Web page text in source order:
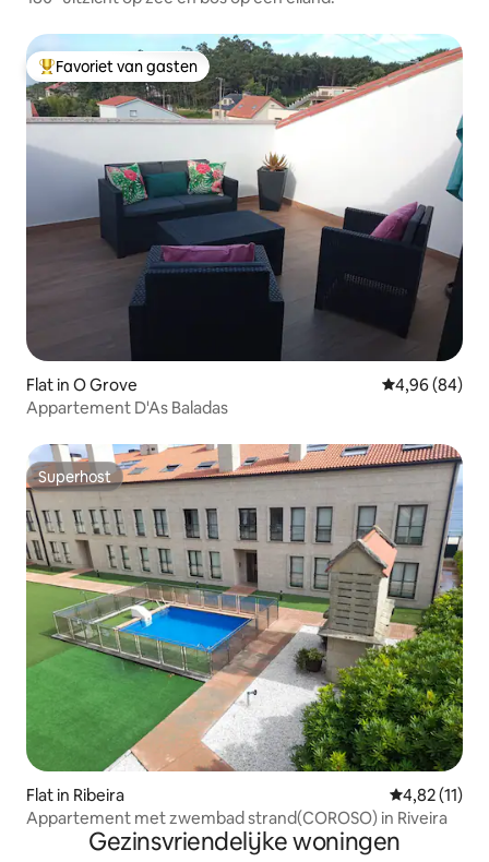
Topfavoriet van gasten
Favoriet van gasten
Flat in O Grove Gemiddelde
4,96 (84)
Appartement D'As Baladas
Superhost
Superhost
Flat in Ribeira Gemiddelde
4,82 (11)
Appartement met zwembad strand(COROSO) in Riveira
Gezinsvriendelijke woningen